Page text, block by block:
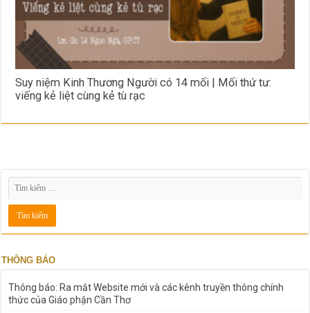
Suy niệm Kinh Thương Người có 14 mối | Mối thứ tư:
viếng kẻ liệt cùng kẻ tù rạc
THÔNG BÁO
Thông báo: Ra mắt Website mới và các kênh truyền thông chính
thức của Giáo phận Cần Thơ